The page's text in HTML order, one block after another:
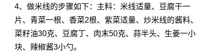
4、做米线的步骤如下：主料：米线适量、豆腐干一
片、青菜一根、香菜2根、紫菜适量、炒米线的酱料、
菜籽油30克、豆腐丁、肉末50克、蒜半头、生姜一小
块、辣椒酱3小勺。